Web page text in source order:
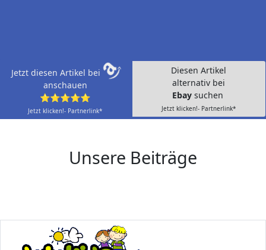
Jetzt diesen Artikel bei
anschauen
⭐⭐⭐⭐⭐
Jetzt klicken!- Partnerlink*
Diesen Artikel
alternativ bei
Ebay suchen
Jetzt klicken!- Partnerlink*
Unsere Beiträge